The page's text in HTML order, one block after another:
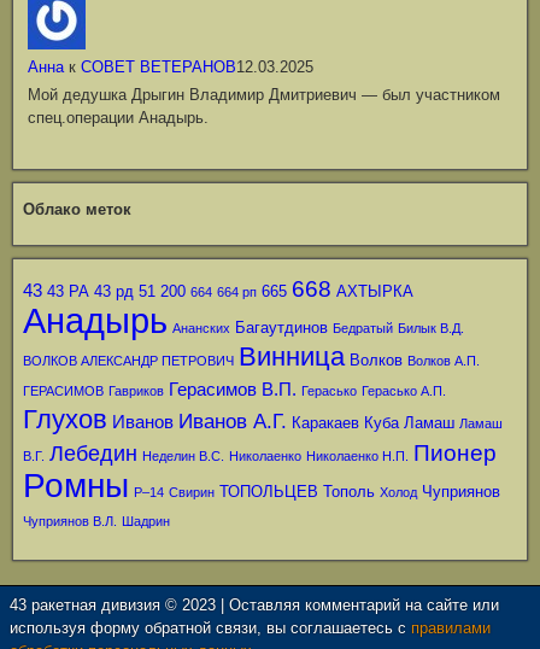
Аннак СОВЕТ ВЕТЕРАНОВ12.03.2025
Мой дедушка Дрыгин Владимир Дмитриевич — был участником
спец.операции Анадырь.
Облако меток
43 43 РА 43 рд 51 200 664 664 рп 665 668 АХТЫРКА
Анадырь Ананских Багаутдинов Бедратый Билык В.Д.
ВОЛКОВ АЛЕКСАНДР ПЕТРОВИЧ Винница Волков Волков А.П.
ГЕРАСИМОВ Гавриков Герасимов В.П. Герасько Герасько А.П.
Глухов Иванов Иванов А.Г. Каракаев Куба Ламаш Ламаш
В.Г. Лебедин Неделин В.С. Николаенко Николаенко Н.П. Пионер
Ромны Р–14 Свирин ТОПОЛЬЦЕВ Тополь Холод Чуприянов
Чуприянов В.Л. Шадрин
43 ракетная дивизия © 2023 | Оставляя комментарий на сайте или
используя форму обратной связи, вы соглашаетесь с правилами